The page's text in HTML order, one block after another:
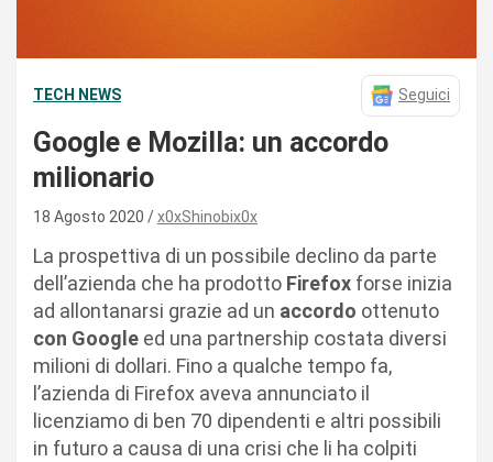
TECH NEWS Seguici
Google e Mozilla: un accordo
milionario
18 Agosto 2020 x0xShinobix0x
La prospettiva di un possibile declino da parte
dell’azienda che ha prodotto Firefox forse inizia
ad allontanarsi grazie ad un accordo ottenuto
con Google ed una partnership costata diversi
milioni di dollari. Fino a qualche tempo fa,
l’azienda di Firefox aveva annunciato il
licenziamo di ben 70 dipendenti e altri possibili
in futuro a causa di una crisi che li ha colpiti